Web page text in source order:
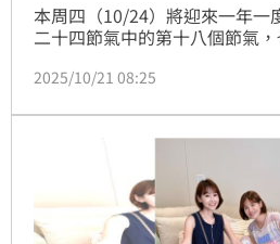
本周四（10/24）將迎來一年一
二十四節氣中的第十八個節氣
勢大變，並分享一招防破財。
2025/10/21 08:25